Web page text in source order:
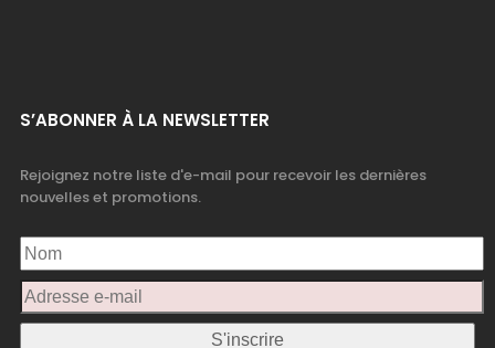
S’ABONNER À LA NEWSLETTER
Rejoignez notre liste d'e-mail pour recevoir les dernières
nouvelles et promotions.